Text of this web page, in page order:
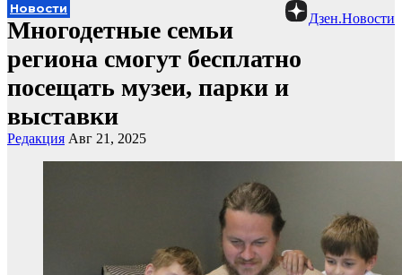
Дзен.Новости
Новости
Многодетные семьи
региона смогут бесплатно
посещать музеи, парки и
выставки
Редакция Авг 21, 2025